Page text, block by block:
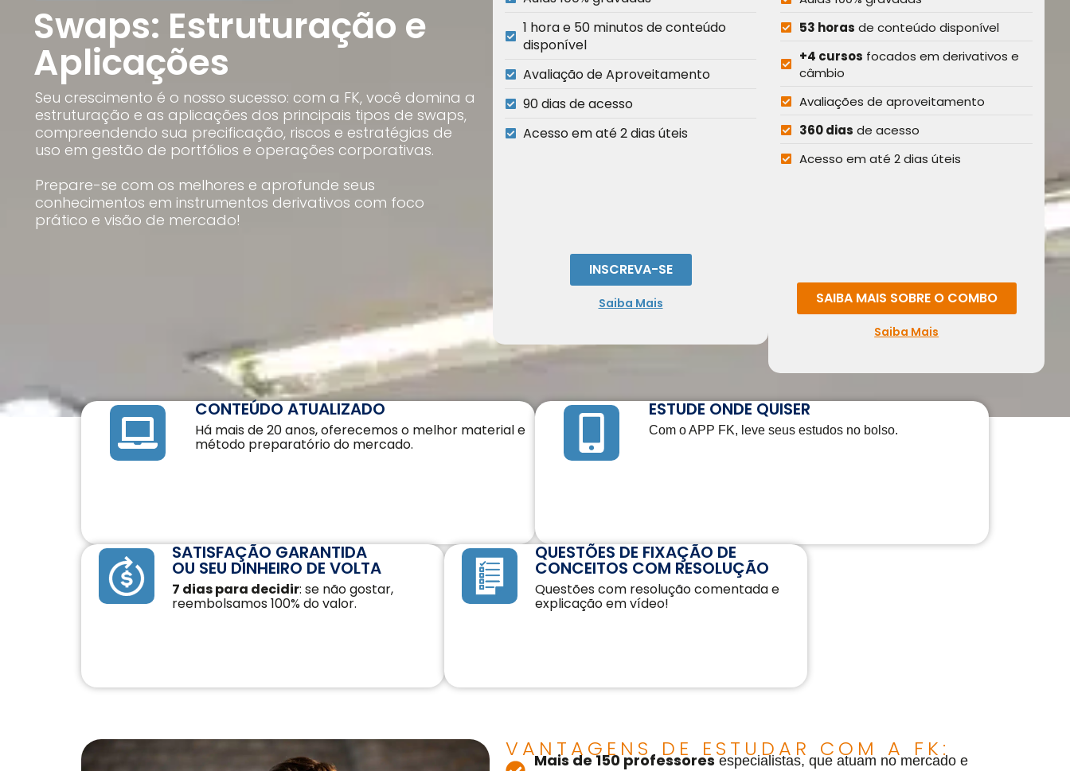
C-Pro I
C-Pro R
Curso Avan. de Análise de Crédito
M&A – Fusões e Aquisições
Ver todos (+50 cursos)
Tesouraria Bancária
Swaps: Estruturação e
Aplicações
Seu crescimento é o nosso sucesso: com a FK, você domina a
estruturação e as aplicações dos principais tipos de swaps,
compreendendo sua precificação, riscos e estratégias de
uso em gestão de portfólios e operações corporativas.
Prepare-se com os melhores e aprofunde seus
conhecimentos em instrumentos derivativos com foco
prático e visão de mercado!
1 hora e 50 minutos de conteúdo
disponível
Avaliação de Aproveitamento
90 dias de acesso
Acesso em até 2 dias úteis
INSCREVA-SE
Saiba Mais
53 horas de conteúdo disponível
+4 cursos focados em derivativos e
câmbio
Avaliações de aproveitamento
360 dias de acesso
Acesso em até 2 dias úteis
SAIBA MAIS SOBRE O COMBO
Saiba Mais
CONTEÚDO ATUALIZADO
Há mais de 20 anos, oferecemos o melhor material e
método preparatório do mercado.
ESTUDE ONDE QUISER
Com o APP FK, leve seus estudos no bolso.
SATISFAÇÃO GARANTIDA
OU SEU DINHEIRO DE VOLTA
7 dias para decidir: se não gostar,
reembolsamos 100% do valor.
QUESTÕES DE FIXAÇÃO DE
CONCEITOS COM RESOLUÇÃO
Questões com resolução comentada e
explicação em vídeo!
VANTAGENS DE ESTUDAR COM A FK:
Mais de 150 professores especialistas, que atuam no mercado e